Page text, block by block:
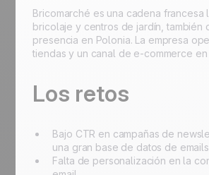
Bricomarché es una cadena francesa
bricolaje y centros de jardín, también
presencia en Polonia. La empresa
tiendas y un canal de e-commerce
Los retos
Bajo CTR en campañas de
una gran base de datos de emails
Falta de personalización en la